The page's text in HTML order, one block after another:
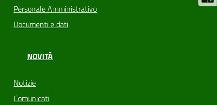
Personale Amministrativo
Documenti e dati
NOVITÀ
Notizie
Comunicati